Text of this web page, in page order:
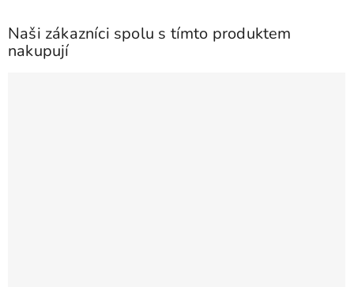
Naši zákazníci spolu s tímto produktem
nakupují